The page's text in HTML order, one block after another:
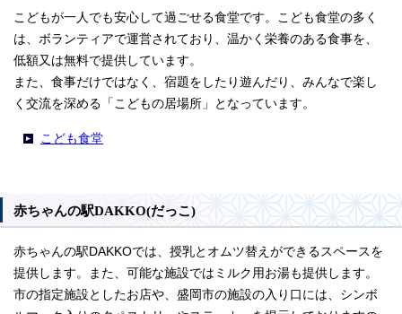
こどもが一人でも安心して過ごせる食堂です。こども食堂の多く
は、ボランティアで運営されており、温かく栄養のある食事を、
低額又は無料で提供しています。
また、食事だけではなく、宿題をしたり遊んだり、みんなで楽し
く交流を深める「こどもの居場所」となっています。
こども食堂
赤ちゃんの駅DAKKO(だっこ)
赤ちゃんの駅DAKKOでは、授乳とオムツ替えができるスペースを
提供します。また、可能な施設ではミルク用お湯も提供します。
市の指定施設としたお店や、盛岡市の施設の入り口には、シンボ